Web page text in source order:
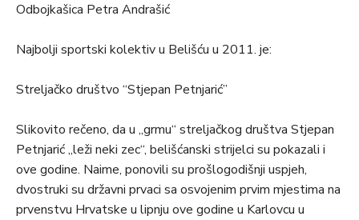
Odbojkašica Petra Andrašić
Najbolji sportski kolektiv u Belišću u 2011. je:
Streljačko društvo “Stjepan Petnjarić”
Slikovito rečeno, da u „grmu“ streljačkog društva Stjepan
Petnjarić „leži neki zec“, belišćanski strijelci su pokazali i
ove godine. Naime, ponovili su prošlogodišnji uspjeh,
dvostruki su državni prvaci sa osvojenim prvim mjestima na
prvenstvu Hrvatske u lipnju ove godine u Karlovcu u